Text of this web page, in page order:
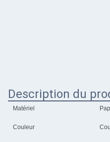
Description du
Matériel
Couleur